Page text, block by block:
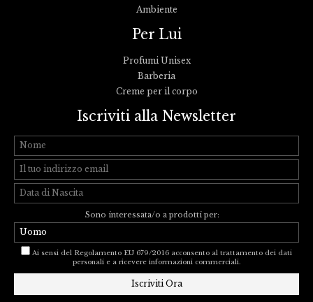
Ambiente
Per Lui
Profumi Unisex
Barberia
Creme per il corpo
Iscriviti alla Newsletter
Sono interessata/o a prodotti per:
Ai sensi del Regolamento EU 679/2016 acconsento al trattamento dei dati
personali e a ricevere informazioni commerciali.